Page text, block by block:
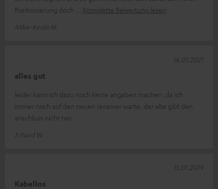
Positionierung doch
Komplette Bewertung lesen
Mike-Kevin M.
alles gut
leider kann ich dazu noch keine angaben machen ,da ich
immer noch auf den neuen receiver warte. der alte gibt den
anschluss nicht her.
Erhard W.
16.01.2021
Kabellos
15.01.2019